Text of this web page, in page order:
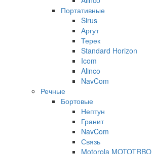
Портативные
Sirus
Аргут
Терек
Standard Horizon
Icom
Alinco
NavCom
Речные
Бортовые
Нептун
Гранит
NavCom
Связь
Motorola MOTOTRBO